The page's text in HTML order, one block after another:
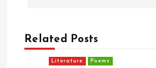
t
Related Posts
Literature Poems